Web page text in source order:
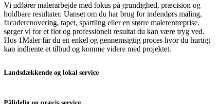
Vi udfører malerarbejde med fokus på grundighed, præcision og
holdbare resultater. Uanset om du har brug for indendørs maling,
facaderenovering, tapet, spartling eller en større malerentreprise,
sørger vi for et flot og professionelt resultat du kan være tryg ved.
Hos 1Maler får du en enkel og gennemsigtig proces hvor du hurtigt
kan indhente et tilbud og komme videre med projektet.
Landsdækkende og lokal service